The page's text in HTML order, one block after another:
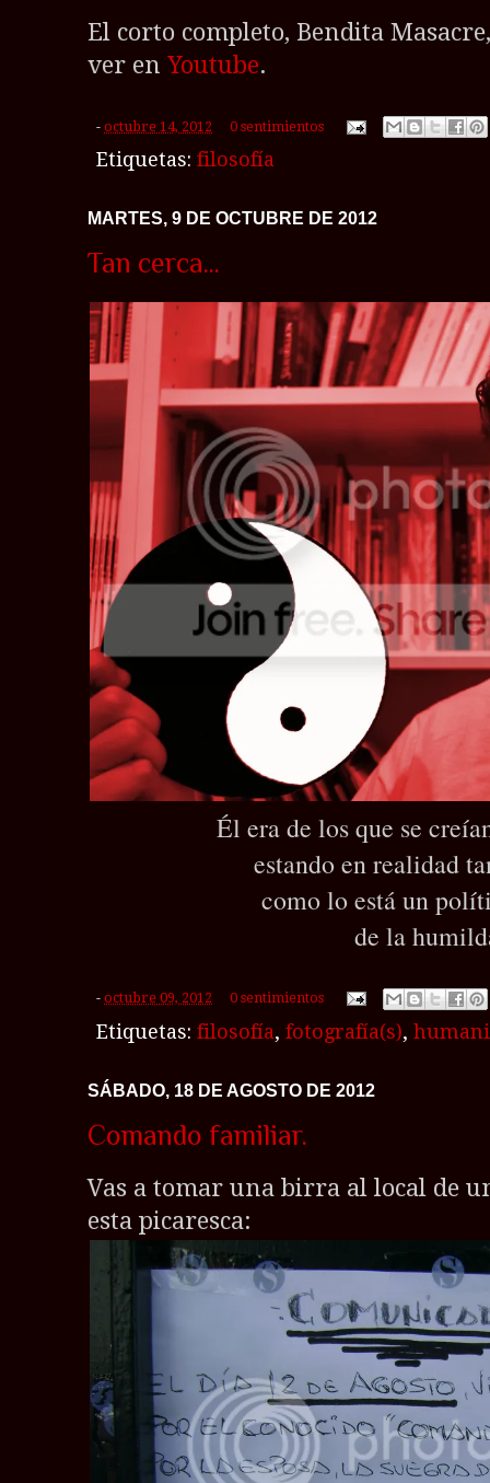
El corto completo, Bendita
ver en Youtube.
- octubre 14, 2012 0 sentimientos
Etiquetas: filosofía
MARTES, 9 DE OCTUBRE DE 2012
Tan cerca...
Él era de los que se
estando en realidad
como lo está un
de la
- octubre 09, 2012 0 sentimientos
Etiquetas: filosofía, fotografía(s),
SÁBADO, 18 DE AGOSTO DE 2012
Comando familiar.
Vas a tomar una birra al local de
esta picaresca: